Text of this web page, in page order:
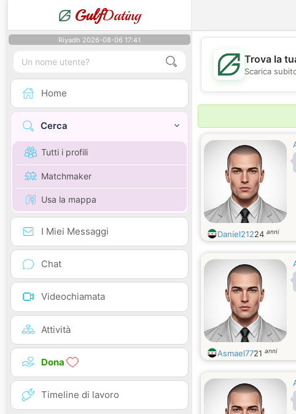
GulfDating
Riyadh 2026-08-06 17:41
Home
Cerca
Tutti i profili
Matchmaker
Usa la mappa
I Miei Messaggi
Chat
Videochiamata
Attività
Dona
Timeline di lavoro
Trova la
Scarica
Daniel21224 anni
Asmael7721 anni